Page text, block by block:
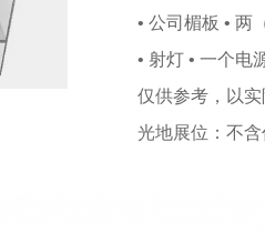
• 公司楣板 • 两
• 射灯 • 一个电
仅供参考，以
光地展位：不